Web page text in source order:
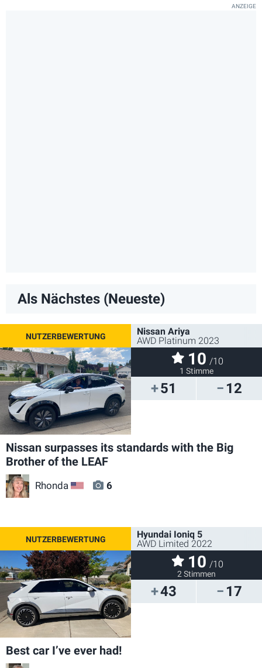
Als Nächstes (Neueste)
51 12
Nissan Ariya
AWD Platinum 2023
10 /10
1 Stimme
Nissan surpasses its standards with the Big
Brother of the LEAF
Rhonda US 6
43 17
Hyundai Ioniq 5
AWD Limited 2022
10 /10
2 Stimmen
Best car I’ve ever had!